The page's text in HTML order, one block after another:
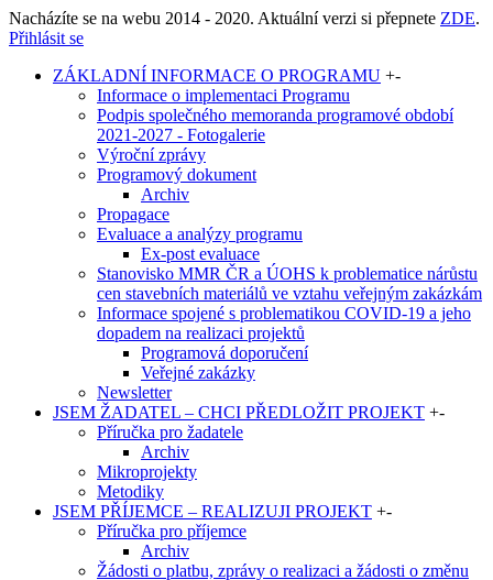
Nacházíte se na webu 2014 - 2020. Aktuální verzi si přepnete ZDE.
Přihlásit se
ZÁKLADNÍ INFORMACE O PROGRAMU +-
Informace o implementaci Programu
Podpis společného memoranda programové období
2021-2027 - Fotogalerie
Výroční zprávy
Programový dokument
Archiv
Propagace
Evaluace a analýzy programu
Ex-post evaluace
Stanovisko MMR ČR a ÚOHS k problematice nárůstu
cen stavebních materiálů ve vztahu veřejným zakázkám
Informace spojené s problematikou COVID-19 a jeho
dopadem na realizaci projektů
Programová doporučení
Veřejné zakázky
Newsletter
JSEM ŽADATEL – CHCI PŘEDLOŽIT PROJEKT +-
Příručka pro žadatele
Archiv
Mikroprojekty
Metodiky
JSEM PŘÍJEMCE – REALIZUJI PROJEKT +-
Příručka pro příjemce
Archiv
Žádosti o platbu, zprávy o realizaci a žádosti o změnu